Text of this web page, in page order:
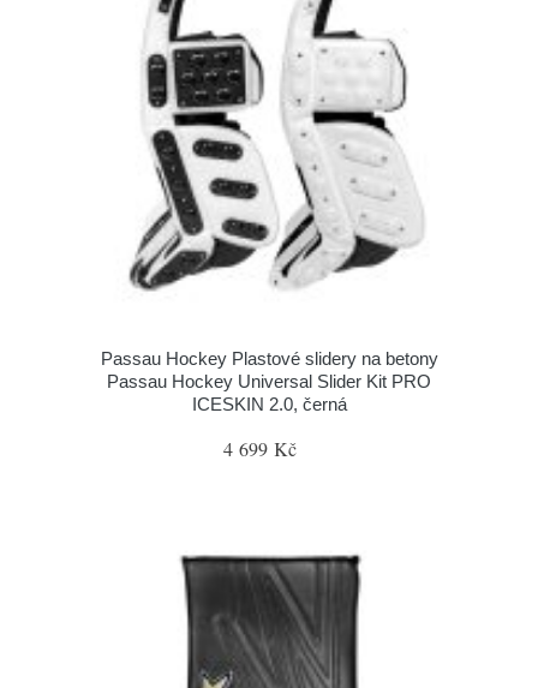
Passau Hockey Plastové slidery na betony
Passau Hockey Universal Slider Kit PRO
ICESKIN 2.0, černá
4 699 Kč